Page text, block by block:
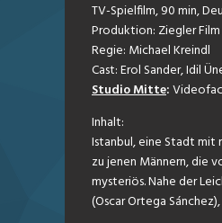
TV-Spielfilm, 90 min,
Produktion: Ziegler Film
Regie: Michael Kreindl
Cast: Erol Sander, Idil
Studio Mitte:
Inhalt:
Istanbul, eine Stadt mit
zu jenen Männern, die
mysteriös. Nahe der
(Oscar Ortega